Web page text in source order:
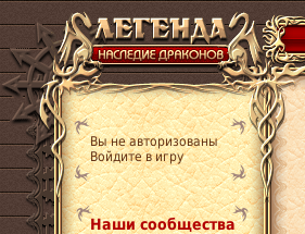
Вы не авторизованы
Войдите в игру
Наши сообщества